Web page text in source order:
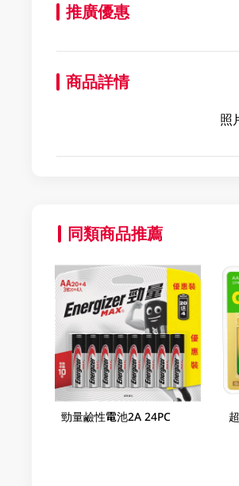
推廣優惠
商品詳情
照
同類商品推薦
勁量鹼性電池2A 24PC